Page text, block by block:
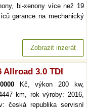
bi-xenony více než 19
garance na mechanický
Zobrazit inzerát
Allroad 3.0 TDI
Kč, výkon 200 kw,
km, rok výroby: 2016,
česká republika servisní